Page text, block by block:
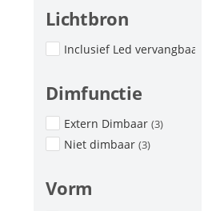
Lichtbron
Inclusief Led vervangbaar
Dimfunctie
Extern Dimbaar (3)
Niet dimbaar (3)
Vorm